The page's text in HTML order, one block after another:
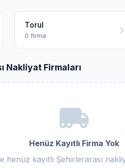
Torul
0 firma
Nakliyat Firmaları
Henüz Kayıtlı Firma Yok
henüz kayıtlı Şehirlerarası